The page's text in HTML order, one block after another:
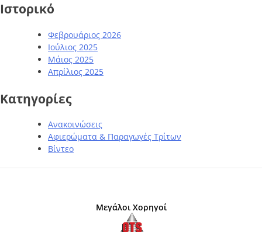
Ιστορικό
Φεβρουάριος 2026
Ιούλιος 2025
Μάιος 2025
Απρίλιος 2025
Kατηγορίες
Ανακοινώσεις
Αφιερώματα & Παραγωγές Τρίτων
Βίντεο
Μεγάλοι Χορηγοί